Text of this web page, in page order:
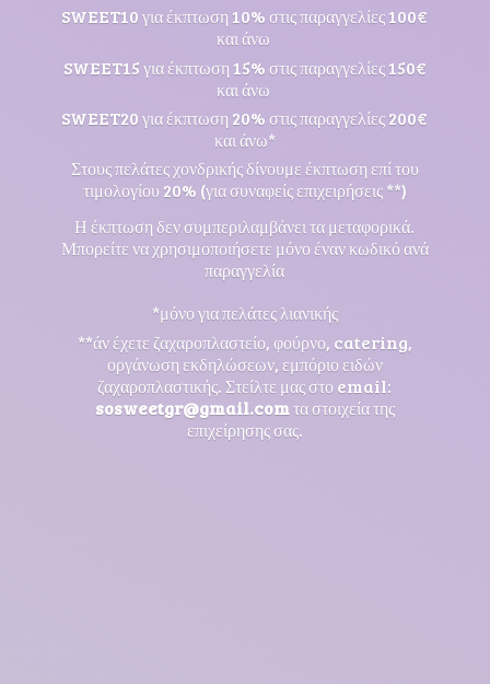
SWEET10 για έκπτωση 10% στις παραγγελίες 100€
και άνω
SWEET15 για έκπτωση 15% στις παραγγελίες 150€
και άνω
SWEET20 για έκπτωση 20% στις παραγγελίες 200€
και άνω*
Στους πελάτες χονδρικής δίνουμε έκπτωση επί του
τιμολογίου 20% (για συναφείς επιχειρήσεις **)
Η έκπτωση δεν συμπεριλαμβάνει τα μεταφορικά.
Μπορείτε να χρησιμοποιήσετε μόνο έναν κωδικό ανά
παραγγελία
*μόνο για πελάτες λιανικής
**άν έχετε ζαχαροπλαστείο, φούρνο, catering,
οργάνωση εκδηλώσεων, εμπόριο ειδών
ζαχαροπλαστικής. Στείλτε μας στο email:
sosweetgr@gmail.comτα στοιχεία της
επιχείρησης σας.